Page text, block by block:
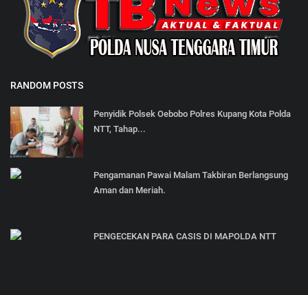
RANDOM POSTS
Penyidik Polsek Oebobo Polres Kupang Kota Polda
NTT, Tahap...
Pengamanan Pawai Malam Takbiran Berlangsung
Aman dan Meriah.
PENGECEKAN PARA CASIS DI MAPOLDA NTT